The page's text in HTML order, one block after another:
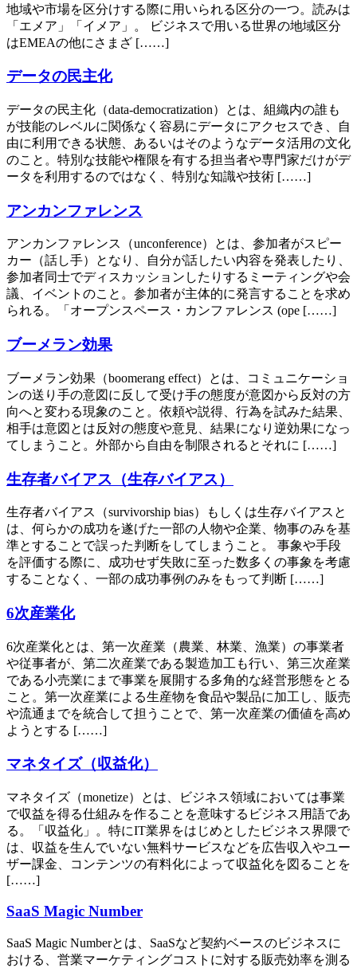
地域や市場を区分けする際に用いられる区分の一つ。読みは
「エメア」「イメア」。 ビジネスで用いる世界の地域区分
はEMEAの他にさまざ [……]
データの民主化
データの民主化（data-democratization）とは、組織内の誰も
が技能のレベルに関係なく容易にデータにアクセスでき、自
由に利用できる状態、あるいはそのようなデータ活用の文化
のこと。特別な技能や権限を有する担当者や専門家だけがデ
ータを利用するのではなく、特別な知識や技術 [……]
アンカンファレンス
アンカンファレンス（unconference）とは、参加者がスピー
カー（話し手）となり、自分が話したい内容を発表したり、
参加者同士でディスカッションしたりするミーティングや会
議、イベントのこと。参加者が主体的に発言することを求め
られる。「オープンスペース・カンファレンス (ope [……]
ブーメラン効果
ブーメラン効果（boomerang effect）とは、コミュニケーショ
ンの送り手の意図に反して受け手の態度が意図から反対の方
向へと変わる現象のこと。依頼や説得、行為を試みた結果、
相手は意図とは反対の態度や意見、結果になり逆効果になっ
てしまうこと。外部から自由を制限されるとそれに [……]
生存者バイアス（生存バイアス）
生存者バイアス（survivorship bias）もしくは生存バイアスと
は、何らかの成功を遂げた一部の人物や企業、物事のみを基
準とすることで誤った判断をしてしまうこと。 事象や手段
を評価する際に、成功せず失敗に至った数多くの事象を考慮
することなく、一部の成功事例のみをもって判断 [……]
6次産業化
6次産業化とは、第一次産業（農業、林業、漁業）の事業者
や従事者が、第二次産業である製造加工も行い、第三次産業
である小売業にまで事業を展開する多角的な経営形態をとる
こと。第一次産業による生産物を食品や製品に加工し、販売
や流通までを統合して担うことで、第一次産業の価値を高め
ようとする [……]
マネタイズ（収益化）
マネタイズ（monetize）とは、ビジネス領域においては事業
で収益を得る仕組みを作ることを意味するビジネス用語であ
る。「収益化」。特にIT業界をはじめとしたビジネス界隈で
は、収益を生んでいない無料サービスなどを広告収入やユー
ザー課金、コンテンツの有料化によって収益化を図ることを
[……]
SaaS Magic Number
SaaS Magic Numberとは、SaaSなど契約ベースのビジネスに
おける、営業マーケティングコストに対する販売効率を測る